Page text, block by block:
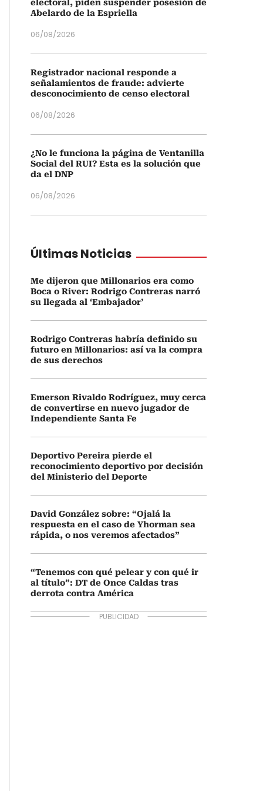
electoral, piden suspender posesión de
Abelardo de la Espriella
06/08/2026
Registrador nacional responde a
señalamientos de fraude: advierte
desconocimiento de censo electoral
06/08/2026
¿No le funciona la página de Ventanilla
Social del RUI? Esta es la solución que
da el DNP
06/08/2026
Últimas Noticias
Me dijeron que Millonarios era como
Boca o River: Rodrigo Contreras narró
su llegada al ‘Embajador’
Rodrigo Contreras habría definido su
futuro en Millonarios: así va la compra
de sus derechos
Emerson Rivaldo Rodríguez, muy cerca
de convertirse en nuevo jugador de
Independiente Santa Fe
Deportivo Pereira pierde el
reconocimiento deportivo por decisión
del Ministerio del Deporte
David González sobre: “Ojalá la
respuesta en el caso de Yhorman sea
rápida, o nos veremos afectados”
“Tenemos con qué pelear y con qué ir
al título”: DT de Once Caldas tras
derrota contra América